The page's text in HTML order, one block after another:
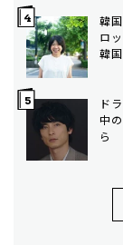
韓
ロ
韓
ド
中
ら